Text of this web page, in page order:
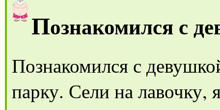
Познакомился с
Познакомился с
парку. Сели на лавочку,